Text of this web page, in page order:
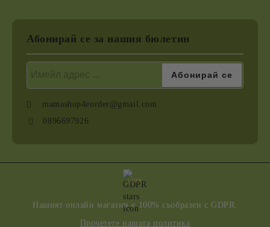
Абонирай се за нашия бюлетин
mamashop4eorder@gmail.com
0896697926
GDPR
Нашият онлайн магазин е 100% съобразен с GDPR.
Прочетете нашата политика